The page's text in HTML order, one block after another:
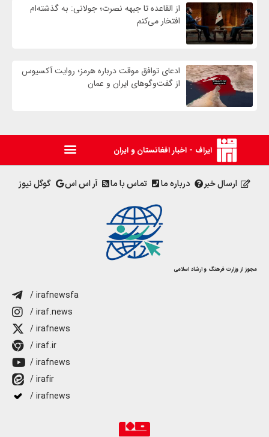
از القاعده تا جبهه نصرت؛ جولانی: به گذشته‌ام
افتخار می‌کنم
ادعای توافق موقت درباره هرمز؛ روایت آکسیوس
از گفت‌وگوهای ایران و عمان
ایراف - اخبار افغانستان و ایران
ارسال خبر درباره ما تماس با ما آر اس اس گوگل نیوز
مجوز از وزارت فرهنگ و ارشاد اسلامی
/ irafnewsfa
/ iraf.news
/ irafnews
/ iraf.ir
/ irafnews
/ irafir
/ irafnews